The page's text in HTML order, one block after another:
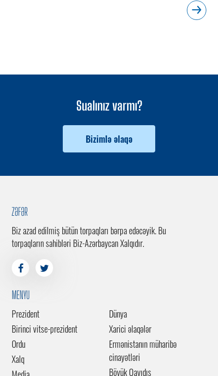
Sualınız varmı?
Bizimlə əlaqə
ZƏFƏR
Biz azad edilmiş bütün torpaqları bərpa edəcəyik. Bu
torpaqların sahibləri Biz-Azərbaycan Xalqıdır.
MENYU
Prezident
Birinci vitse-prezident
Ordu
Xalq
Dünya
Xarici əlaqələr
Ermənistanın müharibə
cinayətləri
Böyük Qayıdış